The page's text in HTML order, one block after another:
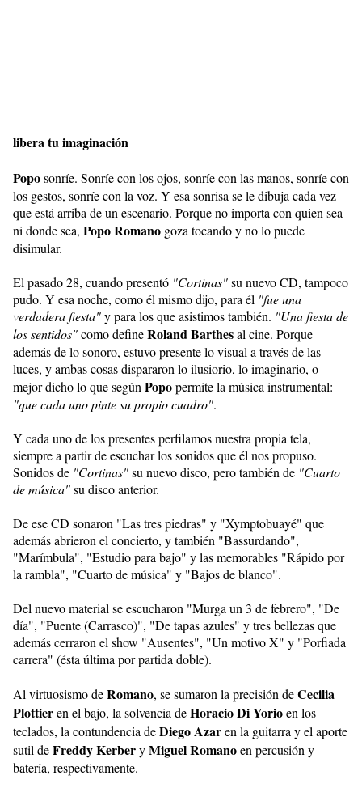
libera tu imaginación
Poposonríe. Sonríe con los ojos, sonríe con las manos, sonríe con
los gestos, sonríe con la voz. Y esa sonrisa se le dibuja cada vez
que está arriba de un escenario. Porque no importa con quien sea
ni donde sea, Popo Romano goza tocando y no lo puede
disimular.
El pasado 28, cuando presentó "Cortinas"su nuevo CD, tampoco
pudo. Y esa noche, como él mismo dijo, para él "fue una
verdadera fiesta"y para los que asistimos también. "Una fiesta de
los sentidos"como defineRoland Barthesal cine. Porque
además de lo sonoro, estuvo presente lo visual a través de las
luces, y ambas cosas dispararon lo ilusiorio, lo imaginario, o
mejor dicho lo que segúnPopopermite la música instrumental:
"que cada uno pinte su propio cuadro".
Y cada uno de los presentes perfilamos nuestra propia tela,
siempre a partir de escuchar los sonidos que él nos propuso.
Sonidos de "Cortinas"su nuevo disco, pero también de "Cuarto
de música"su disco anterior.
De ese CD sonaron "Las tres piedras" y "Xymptobuayé" que
además abrieron el concierto, y también "Bassurdando",
"Marímbula", "Estudio para bajo" y las memorables "Rápido por
la rambla", "Cuarto de música" y "Bajos de blanco".
Del nuevo material se escucharon "Murga un 3 de febrero", "De
día", "Puente (Carrasco)", "De tapas azules" y tres bellezas que
además cerraron el show "Ausentes", "Un motivo X" y "Porfiada
carrera" (ésta última por partida doble).
Al virtuosismo deRomano, se sumaron la precisión deCecilia
Plottieren el bajo, lasolvencia deHoracio Di Yorioen los
teclados, la contundencia deDiego Azaren la guitarra y el aporte
sutil deFreddy KerberyMiguel Romanoen percusión y
batería, respectivamente.